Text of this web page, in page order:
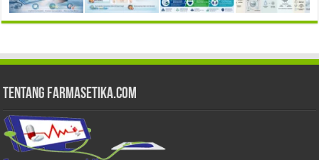
Tentang Farmasetika.com